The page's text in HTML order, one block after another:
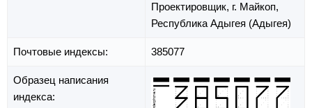
Проектировщик, г. Майкоп,
Республика Адыгея (Адыгея)
Почтовые индексы: 385077
Образец написания
индекса: